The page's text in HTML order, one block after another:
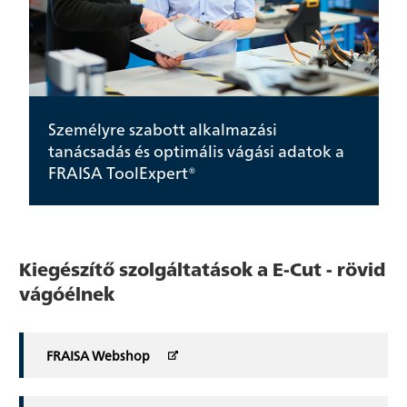
Személyre szabott alkalmazási
tanácsadás és optimális vágási adatok a
FRAISA ToolExpert®
Kiegészítő szolgáltatások a E-Cut - rövid
vágóélnek
FRAISA Webshop